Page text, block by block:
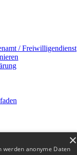
/ Freiwilligendienst
×
werden anonyme Daten